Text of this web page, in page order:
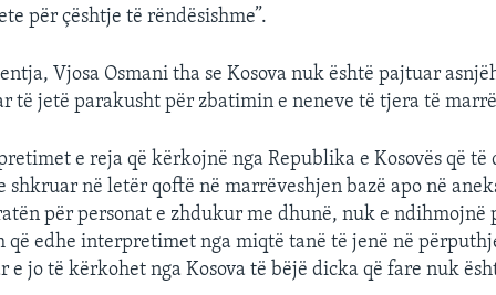
për çështje të rëndësishme”.
Vjosa Osmani tha se Kosova nuk është pajtuar
të jetë parakusht për zbatimin e neneve të tjera të
e reja që kërkojnë nga Republika e Kosovës që të
shkruar në letër qoftë në marrëveshjen bazë apo në
për personat e zhdukur me dhunë, nuk e ndihmojnë
që edhe interpretimet nga miqtë tanë të jenë në
e jo të kërkohet nga Kosova të bëjë dicka që fare nuk